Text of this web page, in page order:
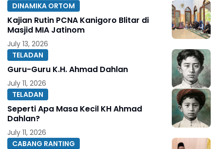
DINAMIKA ORTOM
Kajian Rutin PCNA Kanigoro Blitar di
Masjid MIA Jatinom
July 13, 2026
TELADAN
Guru-Guru K.H. Ahmad Dahlan
July 11, 2026
TELADAN
Seperti Apa Masa Kecil KH Ahmad
Dahlan?
July 11, 2026
CABANG RANTING